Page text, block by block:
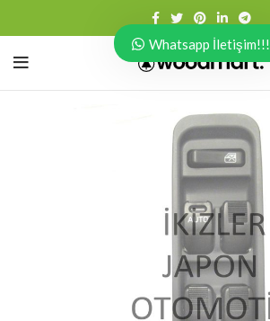
Whatsapp İletişim!!!